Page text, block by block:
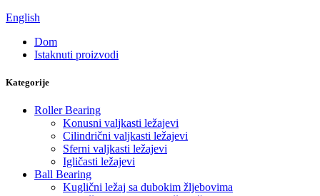
English
Dom
Istaknuti proizvodi
Kategorije
Roller Bearing
Konusni valjkasti ležajevi
Cilindrični valjkasti ležajevi
Sferni valjkasti ležajevi
Igličasti ležajevi
Ball Bearing
Kuglični ležaj sa dubokim žljebovima